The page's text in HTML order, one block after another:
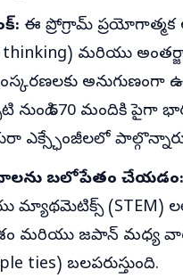
ఈ ప్రోగ్రామ్ ప్రయోగాత్మక
మరియు
అనుగుణంగా
నుండి 670 మందికి
ఎక్స్ఛేంజీలలో
బలోపేతం చేయడం:
మ్యాథమెటిక్స్ (STEM)
మరియు జపాన్ మధ్య
ties) బలపరుస్తుంది.